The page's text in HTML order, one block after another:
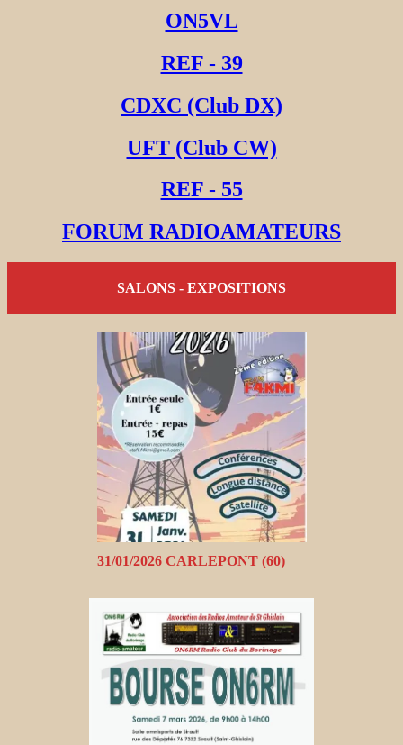
ON5VL
REF - 39
CDXC (Club DX)
UFT (Club CW)
REF - 55
FORUM RADIOAMATEURS
SALONS - EXPOSITIONS
31/01/2026 CARLEPONT (60)